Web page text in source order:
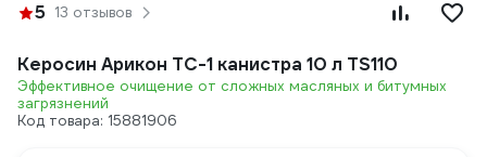
5 13 отзывов
Керосин Арикон ТС-1 канистра 10 л TS110
Эффективное очищение от сложных масляных и битумных
загрязнений
Код товара: 15881906